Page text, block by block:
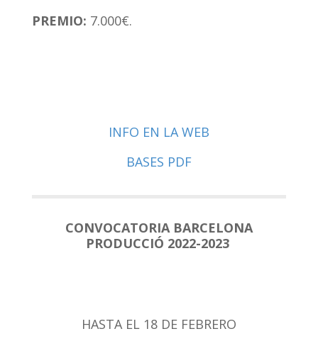
PREMIO: 7.000€.
INFO EN LA WEB
BASES PDF
CONVOCATORIA BARCELONA
PRODUCCIÓ 2022-2023
HASTA EL 18 DE FEBRERO